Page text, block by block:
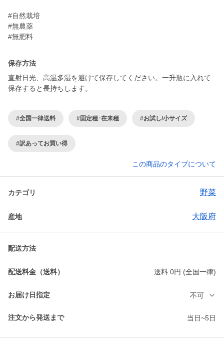
#自然栽培
#無農薬
#無肥料
保存方法
直射日光、高温多湿を避けて保存してください。一升瓶に入れて
保存すると長持ちします。
#全国一律送料 #固定種･在来種 #お試し/小サイズ
#訳あってお買い得
この商品のタイプについて
カテゴリ 野菜
産地 大阪府
配送方法
配送料金（送料） 送料:0円 (全国一律)
お届け日指定 不可
注文から発送まで 当日~5日